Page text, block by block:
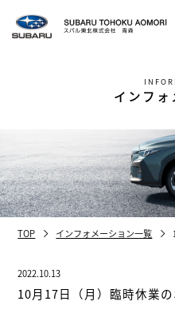
インフォ
TOP インフォメーション一覧
2022.10.13
10月17日（月）臨時休業